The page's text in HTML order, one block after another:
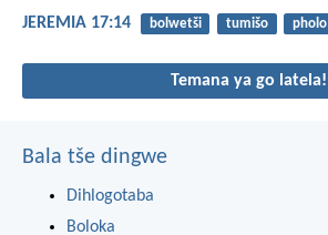
JEREMIA 17:14 bolwetši tumišo pholo
Temana ya go latela!
Bala tše dingwe
Dihlogotaba
Boloka